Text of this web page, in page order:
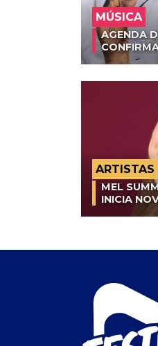
MÚSICA
AGENDA
ARTISTAS
MEL
INICIA